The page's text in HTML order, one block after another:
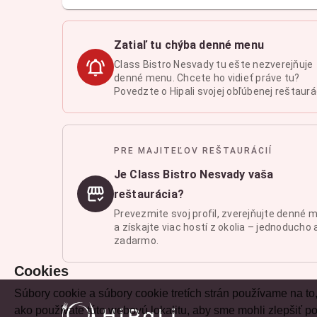
Zatiaľ tu chýba denné menu
Class Bistro Nesvady tu ešte nezverejňuje
denné menu. Chcete ho vidieť práve tu?
Povedzte o Hipali svojej obľúbenej
PRE MAJITEĽOV REŠTAURÁCIÍ
Je Class Bistro Nesvady vaša
reštaurácia?
Prevezmite svoj profil, zverejňujte denné
a získajte viac hostí z okolia – jednoducho
zadarmo.
Cookies
Súbory cookie a súbory cookie tretích strán používame na
ako používate túto webovú lokalitu, aby sme mohli zlepšiť